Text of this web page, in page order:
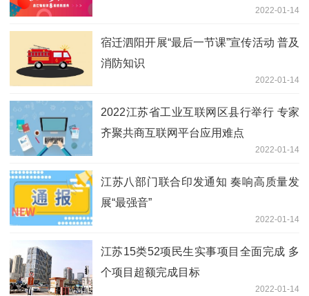
2022-01-14
宿迁泗阳开展“最后一节课”宣传活动 普及
消防知识
2022-01-14
2022江苏省工业互联网区县行举行 专家
齐聚共商互联网平台应用难点
2022-01-14
江苏八部门联合印发通知 奏响高质量发
展“最强音”
2022-01-14
江苏15类52项民生实事项目全面完成 多
个项目超额完成目标
2022-01-14